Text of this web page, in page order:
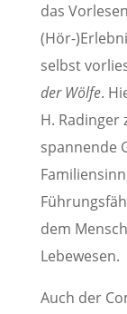
das
(Hör-
selbst
der Wölfe.
H. Radinger
spannende
dem
Lebewesen.
Auch der